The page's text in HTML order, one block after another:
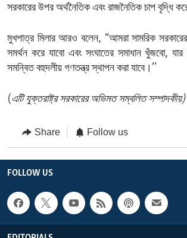
সরকারের উপর অর্থনৈতিক এবং রাজনৈতিক চাপ বৃদ্ধি
মুখপাত্র মিলার আরও বলেন, “আমরা সামরিক সরকারের
সমর্থন করে যাবো এবং সংঘাতের সমাধান খুঁজবো, যার
সমন্বিত বহুদলীয় গণতন্ত্র স্থাপন করা যাবে।’’
(এটি যুক্তরাষ্ট্র সরকারের অভিমত সম্বলিত সম্পাদকীয়)
Share Follow us
FOLLOW US